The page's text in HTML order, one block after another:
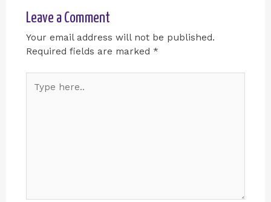
Leave a Comment
Your email address will not be published.
Required fields are marked *